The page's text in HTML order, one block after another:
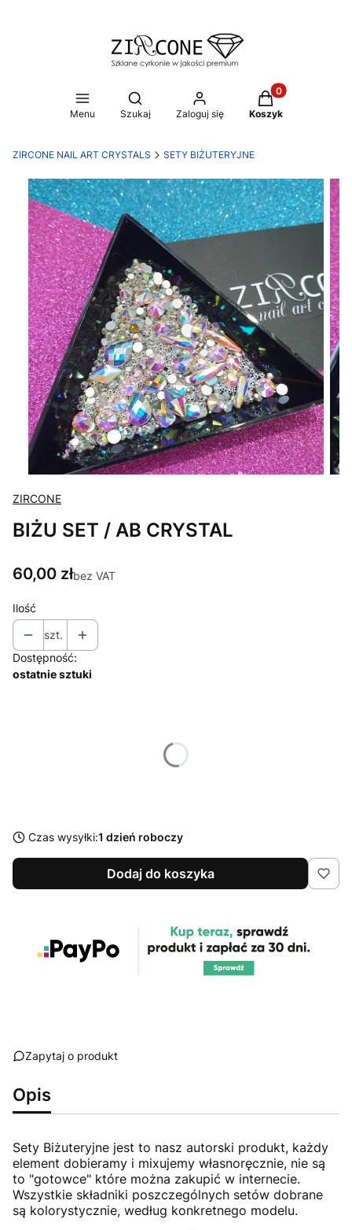
Menu
Otwórz wyszukiwarkę
Szukaj Zaloguj się
Produkty w
Koszyk
ZIRCONE NAIL ART CRYSTALS SETY BIŻUTERYJNE
ZIRCONE
BIŻU SET / AB CRYSTAL
Cena
60,00 złbez VAT
Ilość
szt.
Dostępność:
ostatnie sztuki
Czas wysyłki:1 dzień roboczy
Dodaj do koszyka
Zapytaj o produkt
Opis
Sety Biżuteryjne jest to nasz autorski produkt, każdy
element dobieramy i mixujemy własnoręcznie, nie są
to "gotowce" które można zakupić w internecie.
Wszystkie składniki poszczególnych setów dobrane
są kolorystycznie, według konkretnego modelu.